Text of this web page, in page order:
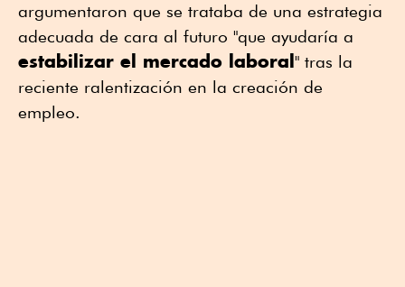
argumentaron que se trataba de una estrategia
adecuada de cara al futuro "que ayudaría a
estabilizar el mercado laboral " tras la
reciente ralentización en la creación de
empleo.